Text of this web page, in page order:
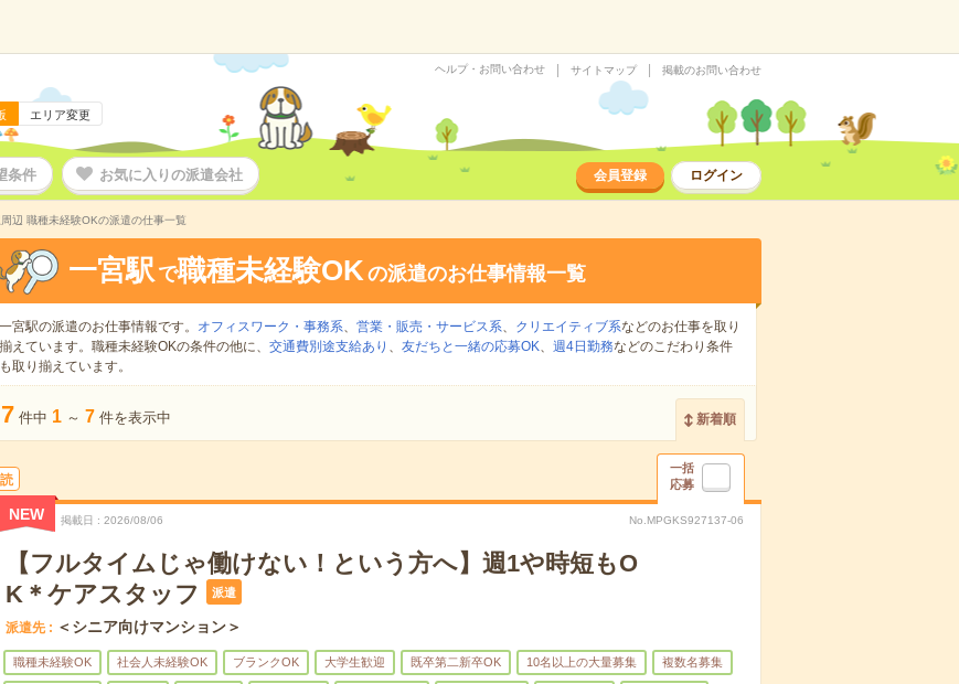
エリア変更
ヘルプ・お問い合わせ サイトマップ 掲載のお問い合わせ
条件 お気に入りの派遣会社 会員登録 ログイン
辺 職種未経験OKの派遣の仕事一覧
一宮駅 で職種未経験OKの派遣のお仕事情報一覧
一宮駅の派遣のお仕事情報です。 オフィスワーク・事務系、 営業・販売・サービス系、 クリエイティブ系などのお仕事を取り
揃えています。職種未経験OKの条件の他に、 交通費別途支給あり 、 友だちと一緒の応募OK、 週4日勤務などのこだわり条件
も取り揃えています。
7 件中 1 ～ 7 件を表示中 新着順
一括
応募
NEW 掲載日 2026/08/06 No.MPGKS927137-06
【フルタイムじゃ働けない！という方へ】週1や時短もO
K＊ケアスタッフ
派遣
派遣先 ＜シニア向けマンション＞
職種未経験OK 社会人未経験OK ブランクOK 大学生歓迎 既卒第二新卒OK 10名以上の大量募集 複数名募集